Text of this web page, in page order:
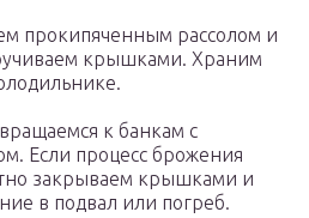
прокипяченным рассолом и
крышками. Храним
к банкам с
Если процесс брожения
закрываем крышками и
в подвал или погреб.